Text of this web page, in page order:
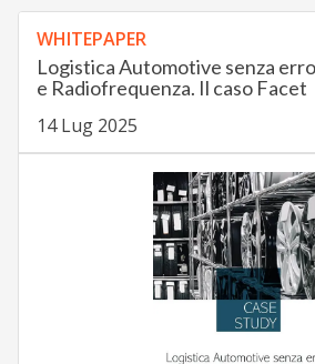
WHITEPAPER
Logistica Automotive senza
e Radiofrequenza. Il caso Facet
14 Lug 2025